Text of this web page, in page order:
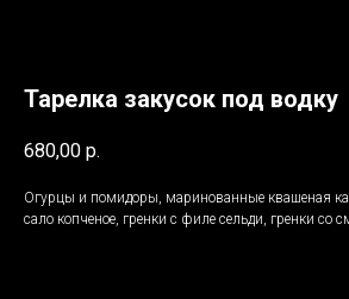
Тарелка закусок под водку
680,00 р.
Огурцы и помидоры, маринованные квашеная
сало копченое, гренки с филе сельди, гренки со